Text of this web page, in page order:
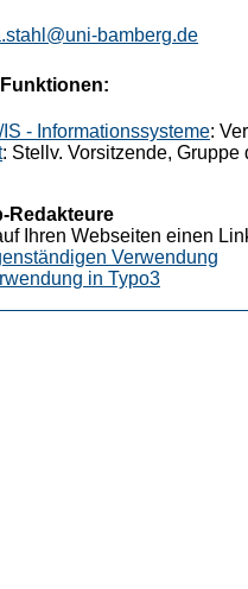
bamberg.de
- Informationssysteme:
: Stellv. Vorsitzende, Gruppe
Redakteure
Ihren Webseiten einen
Verwendung
in Typo3